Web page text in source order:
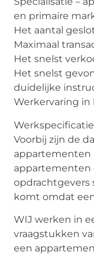
en primaire
Het aantal
Maximaal
Het snelst
Het snelst
duidelijke
Werkervaring in
Voorbij zijn de
appartementen
appartementen
opdrachtgevers
komt omdat
WIJ werken in
vraagstukken
een